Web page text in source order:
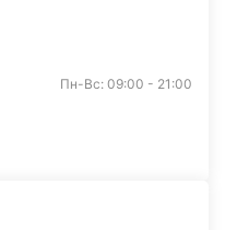
Пн-Вс: 09:00 - 21:00